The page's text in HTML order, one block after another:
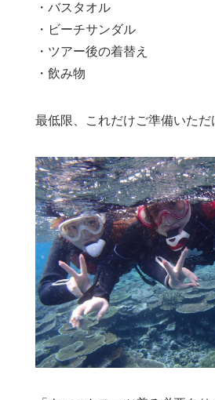
・バスタオル
・ビーチサンダル
・ツアー後の着替え
・飲み物
最低限、これだけご準備いただ